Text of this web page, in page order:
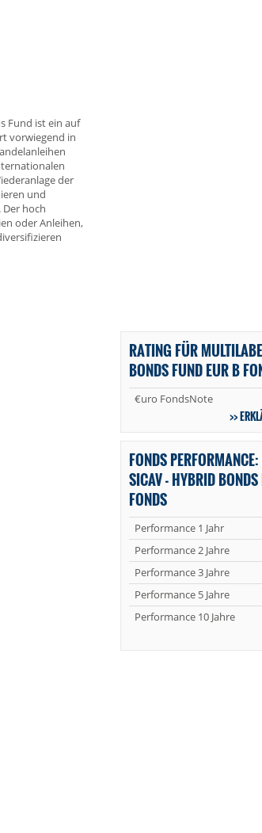
Fund ist ein auf
vorwiegend in
der
und
hoch
oder Anleihen,
RATING FÜR
BONDS FUND EUR B
€uro FondsNote
FONDS
SICAV - HYBRID
FONDS
Performance 1 Jahr
Performance 2 Jahre
Performance 3 Jahre
Performance 5 Jahre
Performance 10 Jahre